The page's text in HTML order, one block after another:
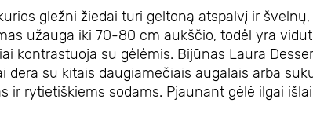
gležni žiedai turi geltoną atspalvį ir
užauga iki 70-80 cm aukščio, todėl yra
kontrastuoja su gėlėmis. Bijūnas Laura
dera su kitais daugiamečiais augalais arba
ir rytietiškiems sodams. Pjaunant gėlė ilgai